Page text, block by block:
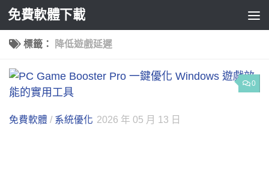
Skip to content
免費軟體下載
標籤： 降低遊戲延遲
0
免費軟體 / 系統優化 2026 年 05 月 13 日